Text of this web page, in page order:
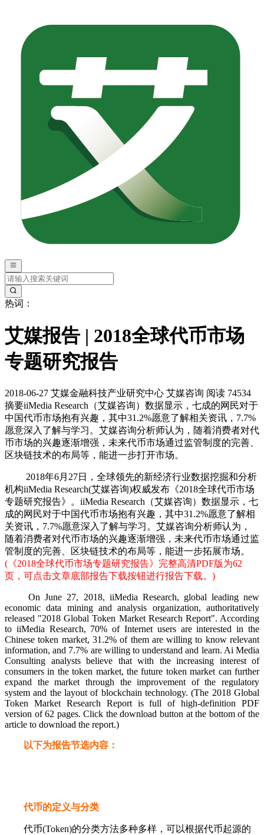
热词：
艾媒报告 | 2018全球代币市场
专题研究报告
2018-06-27 艾媒金融科技产业研究中心 艾媒咨询 阅读 74534
摘要iiMedia Research（艾媒咨询）数据显示，七成的网民对于
中国代币市场抱有兴趣，其中31.2%愿意了解相关资讯，7.7%
愿意深入了解与学习。艾媒咨询分析师认为，随着消费者对代
币市场的兴趣逐渐增强，未来代币市场通过监管制度的完善、
区块链技术的布局等，能进一步打开市场。
2018年6月27日，全球领先的新经济行业数据挖掘和分析
机构iiMedia Research(艾媒咨询)权威发布《2018全球代币市场
专题研究报告》。iiMedia Research（艾媒咨询）数据显示，七
成的网民对于中国代币市场抱有兴趣，其中31.2%愿意了解相
关资讯，7.7%愿意深入了解与学习。艾媒咨询分析师认为，
随着消费者对代币市场的兴趣逐渐增强，未来代币市场通过监
管制度的完善、区块链技术的布局等，能进一步拓展市场。
(《2018全球代币市场专题研究报告》完整高清PDF版为62
页，可点击文章底部报告下载按钮进行报告下载。)
On June 27, 2018, iiMedia Research, global leading new
economic data mining and analysis organization, authoritatively
released "2018 Global Token Market Research Report". According
to iiMedia Research, 70% of Internet users are interested in the
Chinese token market, 31.2% of them are willing to know relevant
information, and 7.7% are willing to understand and learn. Ai Media
Consulting analysts believe that with the increasing interest of
consumers in the token market, the future token market can further
expand the market through the improvement of the regulatory
system and the layout of blockchain technology. (The 2018 Global
Token Market Research Report is full of high-definition PDF
version of 62 pages. Click the download button at the bottom of the
article to download the report.)
以下为报告节选内容：
代币的定义与分类
代币(Token)的分类方法多种多样，可以根据代币起源的